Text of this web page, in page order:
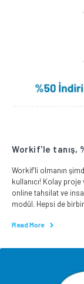
Workif'le tanış,
Workif’li olmanın
kullanıcı! Kolay
online tahsilat ve
modül. Hepsi de
Read More